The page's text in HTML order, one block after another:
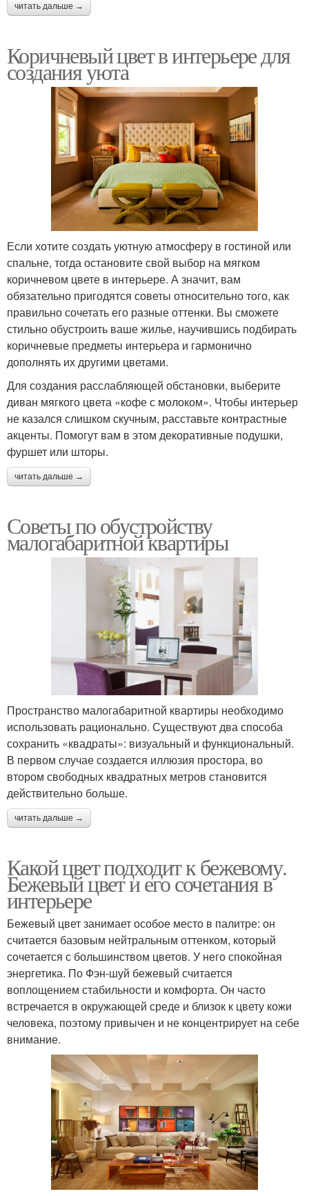
читать дальше →
Коричневый цвет в интерьере для
создания уюта
Если хотите создать уютную атмосферу в гостиной или
спальне, тогда остановите свой выбор на мягком
коричневом цвете в интерьере. А значит, вам
обязательно пригодятся советы относительно того, как
правильно сочетать его разные оттенки. Вы сможете
стильно обустроить ваше жилье, научившись подбирать
коричневые предметы интерьера и гармонично
дополнять их другими цветами.
Для создания расслабляющей обстановки, выберите
диван мягкого цвета «кофе с молоком». Чтобы интерьер
не казался слишком скучным, расставьте контрастные
акценты. Помогут вам в этом декоративные подушки,
фуршет или шторы.
читать дальше →
Советы по обустройству
малогабаритной квартиры
Пространство малогабаритной квартиры необходимо
использовать рационально. Существуют два способа
сохранить «квадраты»: визуальный и функциональный.
В первом случае создается иллюзия простора, во
втором свободных квадратных метров становится
действительно больше.
читать дальше →
Какой цвет подходит к бежевому.
Бежевый цвет и его сочетания в
интерьере
Бежевый цвет занимает особое место в палитре: он
считается базовым нейтральным оттенком, который
сочетается с большинством цветов. У него спокойная
энергетика. По Фэн-шуй бежевый считается
воплощением стабильности и комфорта. Он часто
встречается в окружающей среде и близок к цвету кожи
человека, поэтому привычен и не концентрирует на себе
внимание.